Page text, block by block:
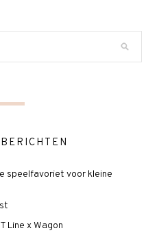
speelfavoriet voor kleine
Line x Wagon